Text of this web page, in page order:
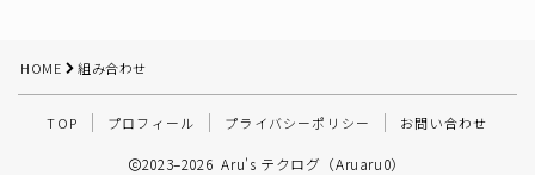
その他
HOME 組み合わせ
TOP プロフィール プライバシーポリシー お問い合わせ
2023–2026 Aru's テクログ（Aruaru0）